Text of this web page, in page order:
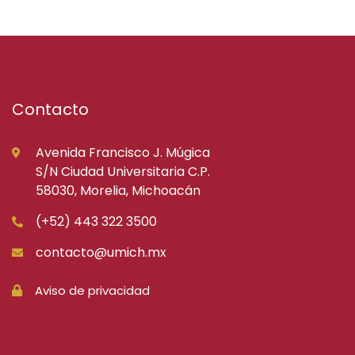
Contacto
Avenida Francisco J. Múgica
S/N Ciudad Universitaria C.P.
58030, Morelia, Michoacán
(+52) 443 322 3500
contacto@umich.mx
Aviso de privacidad